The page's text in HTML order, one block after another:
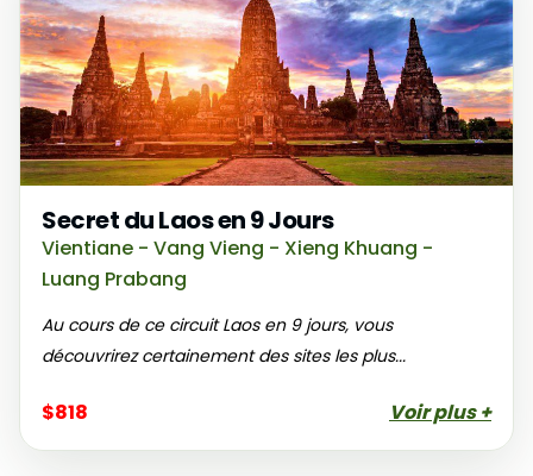
Secret du Laos en 9 Jours
Vientiane - Vang Vieng - Xieng Khuang -
Luang Prabang
Au cours de ce circuit Laos en 9 jours, vous
découvrirez certainement des sites les plus...
$818 Voir plus +